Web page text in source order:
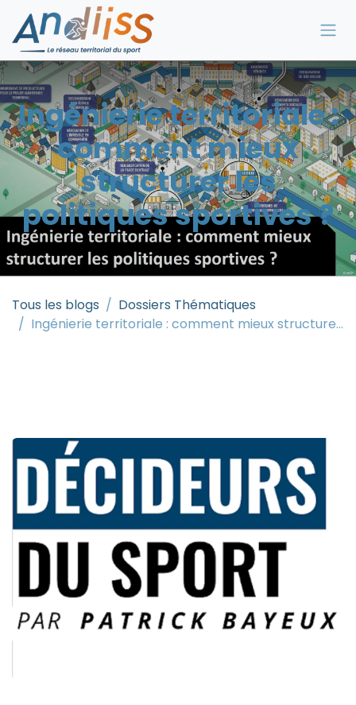
Se rendre au contenu
Ingénierie territoriale :
comment mieux
structurer les
politiques sportives ?
Tous les blogs
Dossiers Thématiques
Ingénierie territoriale : comment mieux structurer les politiques sportives ?